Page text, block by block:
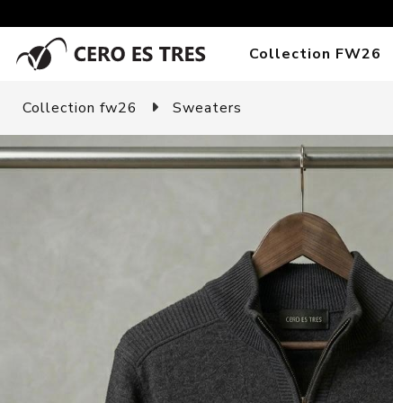
Collection FW26
Collection fw26 Sweaters